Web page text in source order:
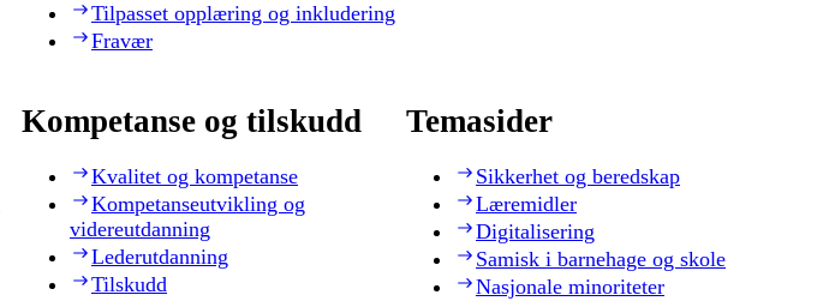
Tilpasset opplæring og inkludering
Fravær
Kompetanse og tilskudd
Kvalitet og kompetanse
Kompetanseutvikling og
videreutdanning
Lederutdanning
Tilskudd
Temasider
Sikkerhet og beredskap
Læremidler
Digitalisering
Samisk i barnehage og skole
Nasjonale minoriteter